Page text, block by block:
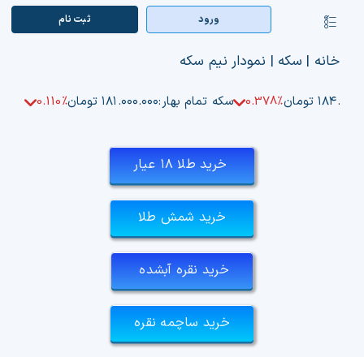
content
کنترلر
صفحه‌بندی
صفحه اصلی
بازار ارزها
تابلوخوانی ارزهای دیجیتال
ورود ثبت‌ نام
خانه | سکه | نمودار نیم سکه
تومان 0.378% سکه تمام بهار:۱۸۱.۰۰۰.۰۰۰ تومان 0.110%
خرید طلا ۱۸ عیار
خرید شمش طلا
خرید نقره آبشده
خرید ساچمه نقره